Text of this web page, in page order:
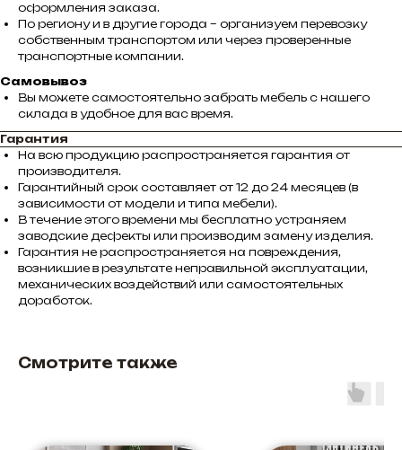
оформления заказа.
По региону и в другие города – организуем перевозку
собственным транспортом или через проверенные
транспортные компании.
Самовывоз
Вы можете самостоятельно забрать мебель с нашего
склада в удобное для вас время.
Гарантия
На всю продукцию распространяется гарантия от
производителя.
Гарантийный срок составляет от 12 до 24 месяцев (в
зависимости от модели и типа мебели).
В течение этого времени мы бесплатно устраняем
заводские дефекты или производим замену изделия.
Гарантия не распространяется на повреждения,
возникшие в результате неправильной эксплуатации,
механических воздействий или самостоятельных
доработок.
Смотрите также